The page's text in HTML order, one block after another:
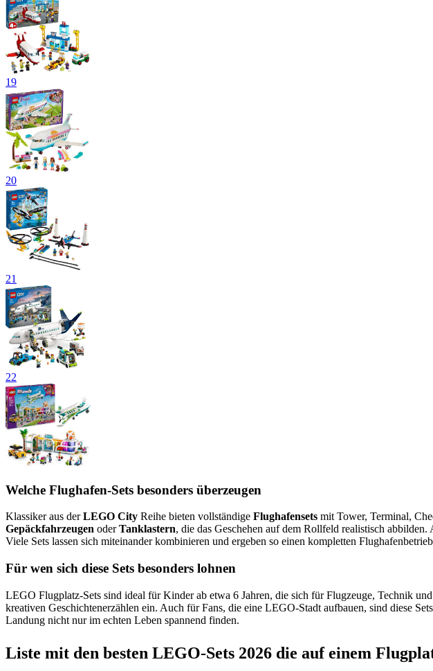
19
20
21
22
Welche Flughafen-Sets besonders überzeugen
Klassiker aus derLEGO City Reihe bieten vollständige Flughafensets mit Tower, Terminal,
Gepäckfahrzeugen oderTanklastern, die das Geschehen auf dem Rollfeld realistisch
Viele Sets lassen sich miteinander kombinieren und ergeben so einen kompletten
Für wen sich diese Sets besonders lohnen
LEGO Flugplatz-Sets sind ideal für Kinder ab etwa 6 Jahren, die sich für Flugzeuge, Technik
kreativen Geschichtenerzählen ein. Auch für Fans, die eine LEGO-Stadt aufbauen, sind diese
Landung nicht nur im echten Leben spannend finden.
Liste mit den besten LEGO-Sets 2026 die auf einem